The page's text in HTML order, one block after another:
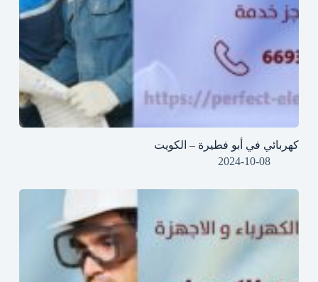
كهربائي في أبو فطيرة – الكويت
2024-10-08